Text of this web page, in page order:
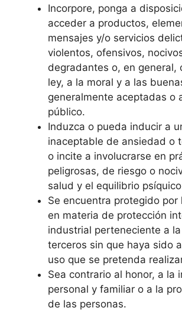
Incorpore, ponga a
acceder a productos,
mensajes y/o servicios
violentos, ofensivos,
degradantes o, en general,
ley, a la moral y a las
generalmente aceptadas o
público.
Induzca o pueda inducir a
inaceptable de ansiedad o
o incite a involucrarse en
peligrosas, de riesgo o
salud y el equilibrio
Se encuentra protegido por
en materia de protección
industrial perteneciente a
terceros sin que haya sido
uso que se pretenda
Sea contrario al honor, a la
personal y familiar o a la
de las personas.